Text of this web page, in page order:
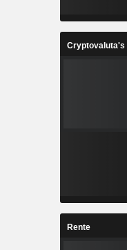
Cryptovaluta's
Rente